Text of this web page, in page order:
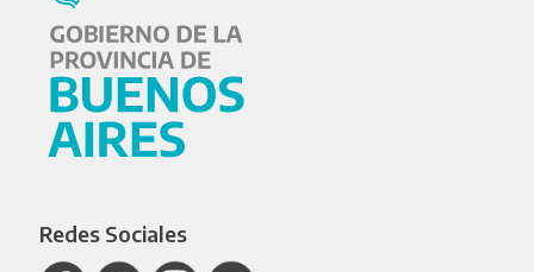
Redes Sociales